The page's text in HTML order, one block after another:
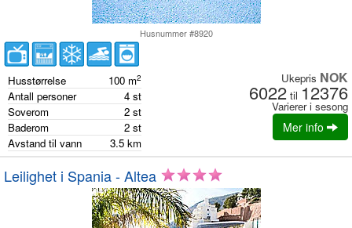
Husnummer #8920
Husstørrelse 100 m2
Antall personer 4 st
Soverom
2 st
Baderom
2 st
Avstand til vann
3.5 km
Ukepris NOK
6022 til 12376
Varierer i sesong
Mer info
Leilighet i Spania - Altea